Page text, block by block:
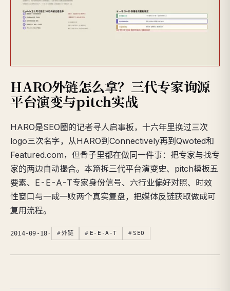
HARO外链怎么拿？三代专家询源
平台演变与pitch实战
HARO是SEO圈的记者寻人启事板，十六年里换过三次
logo三次名字，从HARO到Connectively再到Qwoted和
Featured.com，但骨子里都在做同一件事：把专家与找专
家的两边自动撮合。本篇拆三代平台演变史、pitch模板五
要素、E-E-A-T专家身份信号、六行业偏好对照、时效
性窗口与一成一败两个真实复盘，把媒体反链获取做成可
复用流程。
2014-09-18 · 外链 E-E-A-T SEO